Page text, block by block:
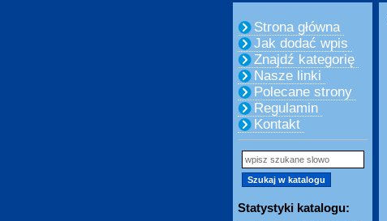
Strona główna
Jak dodać wpis
Znajdź kategorię
Nasze linki
Polecane strony
Regulamin
Kontakt
Statystyki katalogu: